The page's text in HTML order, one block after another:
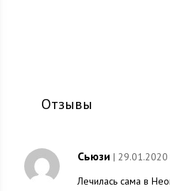
Отзывы
Сьюзи | 29.01.2020
Лечилась сама в